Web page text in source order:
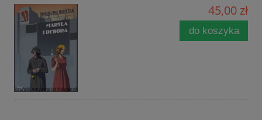
45,00 zł
do koszyka